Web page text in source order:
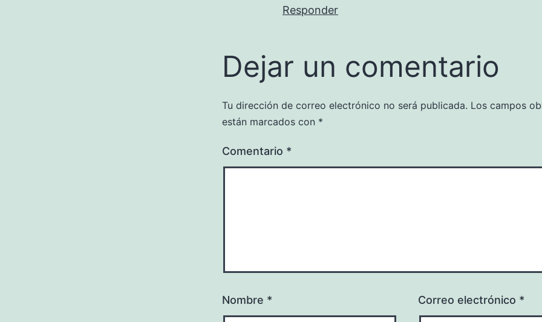
Responder
Dejar un comentario
Tu dirección de correo electrónico no será publicada. Los campos
están marcados con *
Comentario *
Nombre * Correo electrónico *